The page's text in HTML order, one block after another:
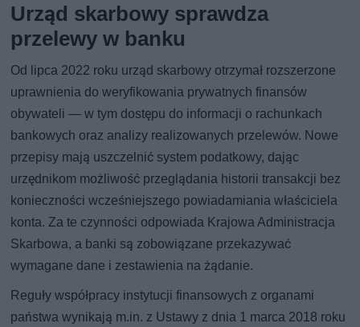
Urząd skarbowy sprawdza
przelewy w banku
Od lipca 2022 roku urząd skarbowy otrzymał rozszerzone
uprawnienia do weryfikowania prywatnych finansów
obywateli — w tym dostępu do informacji o rachunkach
bankowych oraz analizy realizowanych przelewów. Nowe
przepisy mają uszczelnić system podatkowy, dając
urzędnikom możliwość przeglądania historii transakcji bez
konieczności wcześniejszego powiadamiania właściciela
konta. Za te czynności odpowiada Krajowa Administracja
Skarbowa, a banki są zobowiązane przekazywać
wymagane dane i zestawienia na żądanie.
Reguły współpracy instytucji finansowych z organami
państwa wynikają m.in. z Ustawy z dnia 1 marca 2018 roku